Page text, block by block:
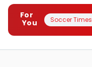
For
You
Soccer Times